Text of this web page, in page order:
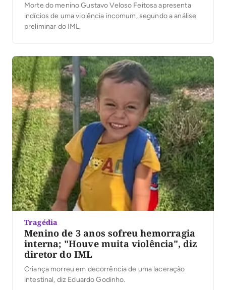
Morte do menino Gustavo Veloso Feitosa apresenta
indícios de uma violência incomum, segundo a análise
preliminar do IML.
Tragédia
Menino de 3 anos sofreu hemorragia
interna; "Houve muita violência", diz
diretor do IML
Criança morreu em decorrência de uma laceração
intestinal, diz Eduardo Godinho.